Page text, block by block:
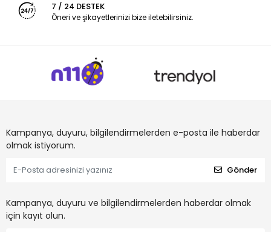
7 / 24 DESTEK
Öneri ve şikayetlerinizi bize iletebilirsiniz.
Kampanya, duyuru, bilgilendirmelerden e-posta ile haberdar
olmak istiyorum.
Gönder
Kampanya, duyuru ve bilgilendirmelerden haberdar olmak
için kayıt olun.